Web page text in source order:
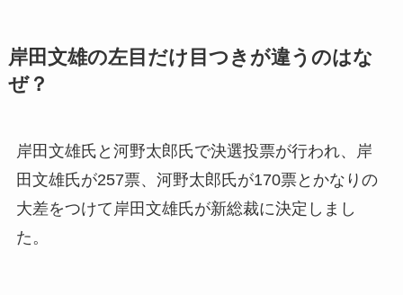
岸田文雄の左目だけ目つきが違うのはな
ぜ？
岸田文雄氏と河野太郎氏で決選投票が行われ、岸
田文雄氏が257票、河野太郎氏が170票とかなりの
大差をつけて岸田文雄氏が新総裁に決定しまし
た。